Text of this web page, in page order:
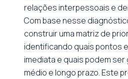
relações interpessoais e
Com base nesse
construir uma matriz de
identificando quais pontos
imediata e quais podem
médio e longo prazo. Este